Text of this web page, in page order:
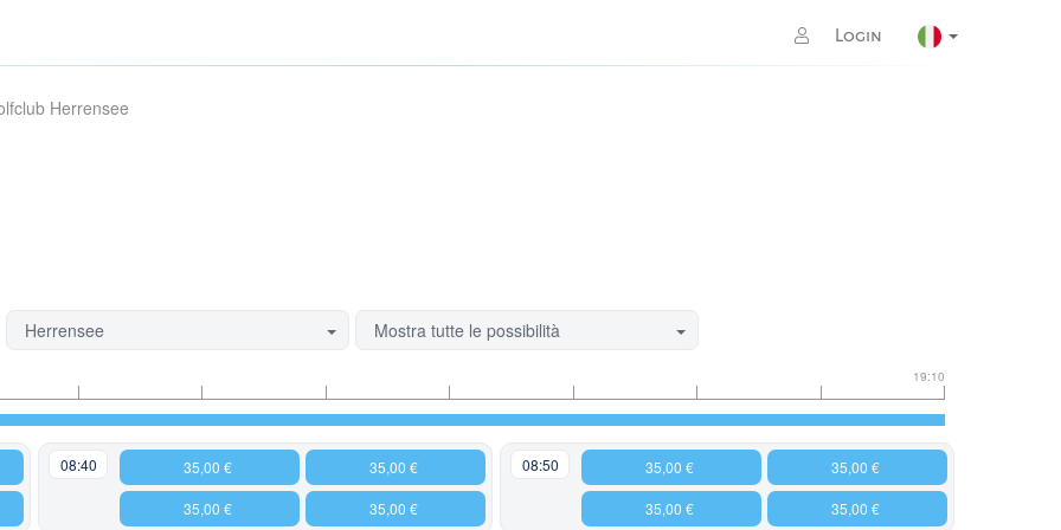
Login
Herrensee
Herrensee
Mostra tutte le possibilità
19:10
08:40 35,00 €
35,00 €
35,00 €
35,00 €
08:50 35,00 €
35,00 €
35,00 €
35,00 €